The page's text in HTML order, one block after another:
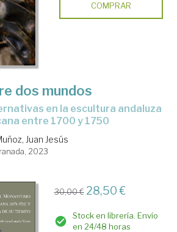
COMPRAR
dos mundos
entre 1700 y 1750
Juan Jesús
2023
30,00 € 28,50 €
Stock en librería. Envío
en 24/48 horas